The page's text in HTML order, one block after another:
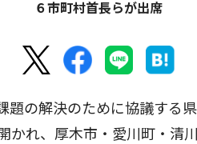
６市町村首長らが出席
の解決のために協議する
かれ、厚木市・愛川町・清